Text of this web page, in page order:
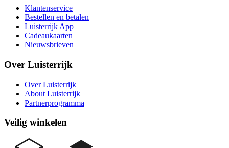
Klantenservice
Bestellen en betalen
Luisterrijk App
Cadeaukaarten
Nieuwsbrieven
Over Luisterrijk
Over Luisterrijk
About Luisterrijk
Partnerprogramma
Veilig winkelen